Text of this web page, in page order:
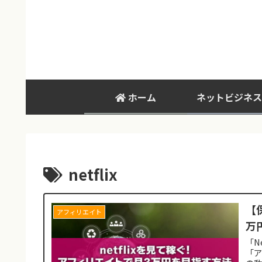
ホーム ネットビジネ
netflix
アフィリエイト
万
「
「